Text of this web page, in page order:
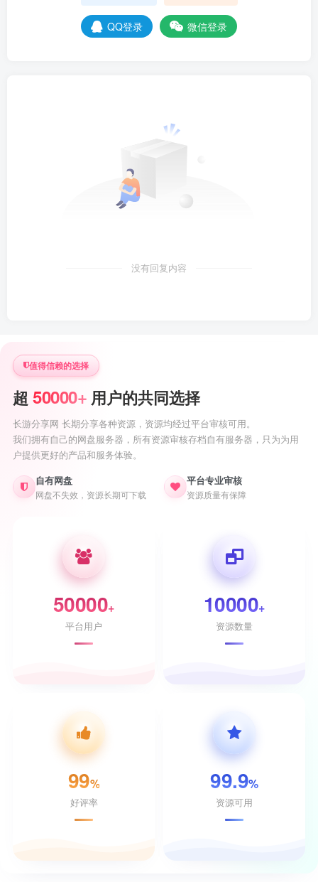
QQ登录 微信登录
没有回复内容
值得信赖的选择
超 50000+ 用户的共同选择
长游分享网 长期分享各种资源，资源均经过平台审核可用。
我们拥有自己的网盘服务器，所有资源审核存档自有服务器，只为为用
户提供更好的产品和服务体验。
自有网盘
网盘不失效，资源长期可下载
平台专业审核
资源质量有保障
50000+
平台用户
10000+
资源数量
99%
好评率
99.9%
资源可用